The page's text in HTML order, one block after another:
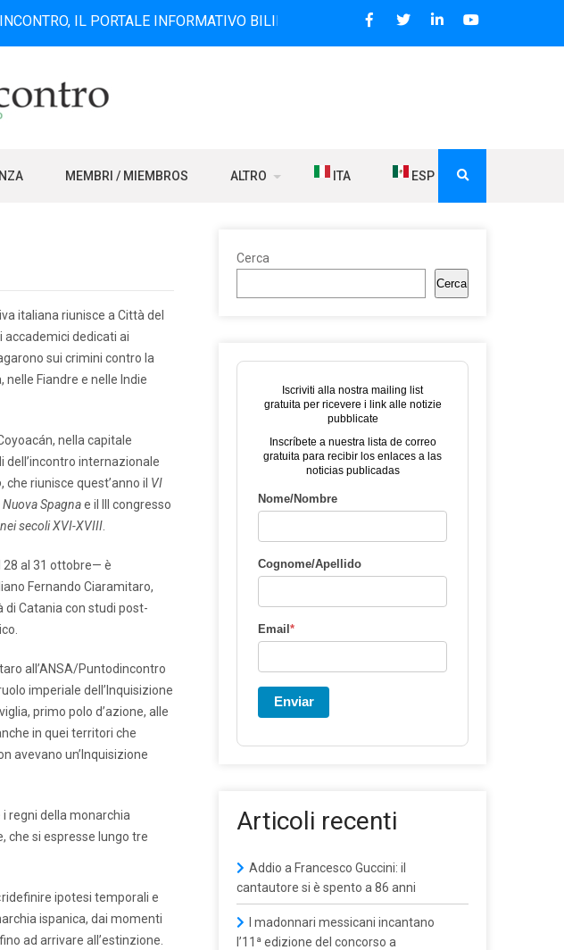
IL PORTALE INFORMATIVO BILINGUE CHE DAL 2006 DIFFONDE NOTIZIE SUI
MEMBRI / MIEMBROS ALTRO ITA ESP
italiana riunisce a Città del
accademici dedicati ai
sui crimini contro la
Fiandre e nelle Indie
nella capitale
dell’incontro internazionale
, che riunisce quest’anno il VI
Spagnae il III congresso
secoli XVI-XVIII
28 al 31 ottobre— è
Fernando Ciaramitaro,
di Catania con studi post-
all’ANSA/Puntodincontro
imperiale dell’Inquisizione
primo polo d’azione, alle
in quei territori che
avevano un’Inquisizione
regni della monarchia
che si espresse lungo tre
ipotesi temporali e
ispanica, dai momenti
ad arrivare all’estinzione.
Cerca
Cerca
Iscriviti alla nostra mailing list
gratuita per ricevere i link alle notizie
pubblicate
Inscríbete a nuestra lista de correo
gratuita para recibir los enlaces a las
noticias publicadas
Nome/Nombre
Cognome/Apellido
Email *
Enviar
Articoli recenti
Addio a Francesco Guccini: il
cantautore si è spento a 86 anni
I madonnari messicani incantano
l’11ª edizione del concorso a